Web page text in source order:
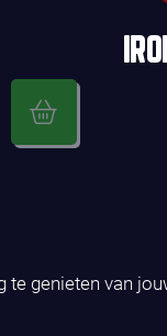
te genieten van